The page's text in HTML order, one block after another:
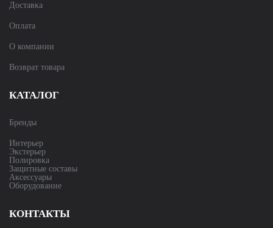
Доставка
Оплата
О компании
Возврат товара
КАТАЛОГ
Бренды
Интерьер
Экстерьер
Полировка
Защитные составы
Аксессуары
Оборудование
КОНТАКТЫ